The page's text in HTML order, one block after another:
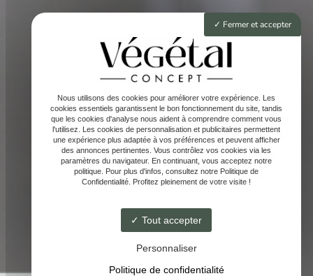
Fermer et accepter
Nous utilisons des cookies pour améliorer votre expérience. Les
cookies essentiels garantissent le bon fonctionnement du site, tandis
que les cookies d'analyse nous aident à comprendre comment vous
l'utilisez. Les cookies de personnalisation et publicitaires permettent
une expérience plus adaptée à vos préférences et peuvent afficher
des annonces pertinentes. Vous contrôlez vos cookies via les
paramètres du navigateur. En continuant, vous acceptez notre
politique. Pour plus d'infos, consultez notre Politique de
Confidentialité. Profitez pleinement de votre visite !
Tout accepter
Personnaliser
Politique de confidentialité